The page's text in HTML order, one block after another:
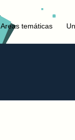
Areas temáticas